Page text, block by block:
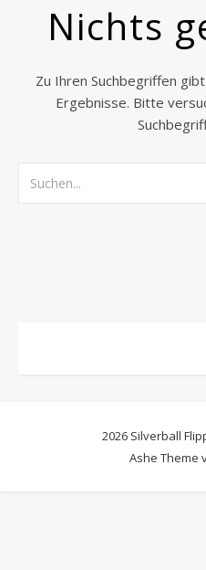
Nichts
Zu Ihren Suchbegriffen
Ergebnisse. Bitte
2026 Silverball
Ashe Theme